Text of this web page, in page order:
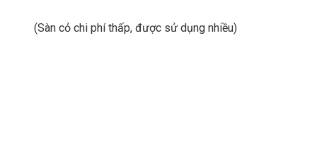
(Sàn cỏ chi phí thấp, được sử dụng nhiều)